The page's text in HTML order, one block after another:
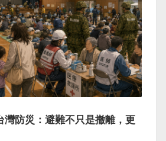
灣防災：避難不只是撤離，更